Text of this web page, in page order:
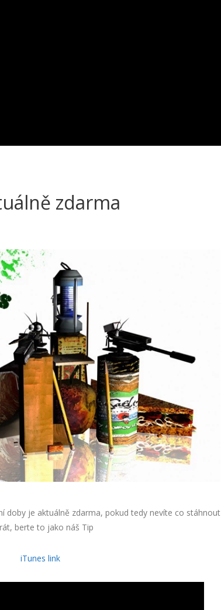
zdarma
doby je aktuálně zdarma, pokud tedy nevíte co stáhnout
berte to jako náš Tip
iTunes link